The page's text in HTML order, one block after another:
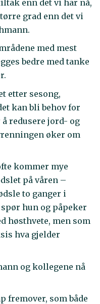
enn det vi har nå,
grad enn det vi
med mest
bedre med tanke
etter sesong,
kan bli behov for
redusere jord- og
øker om
kommer mye
på våren –
to ganger i
spør hun og påpeker
høsthvete, men som
hva gjelder
og kollegene nå
fremover, som både